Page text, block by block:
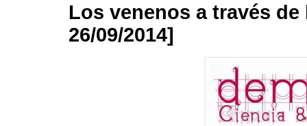
Los venenos a través
26/09/2014]